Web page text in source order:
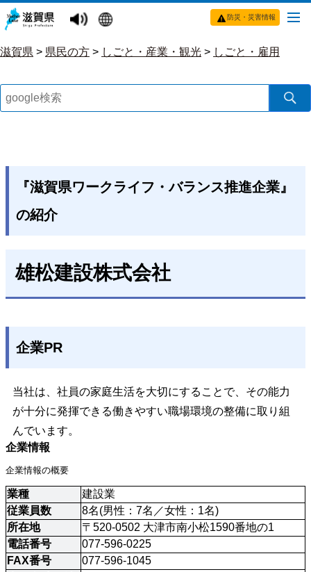
防災・災害情報
滋賀県 > 県民の方 > しごと・産業・観光 > しごと・雇用
『滋賀県ワークライフ・バランス推進企業』
の紹介
雄松建設株式会社
企業PR
当社は、社員の家庭生活を大切にすることで、その能力
が十分に発揮できる働きやすい職場環境の整備に取り組
んでいます。
企業情報
企業情報の概要
業種
建設業
従業員数
8名(男性：7名／女性：1名)
所在地
〒520-0502 大津市南小松1590番地の1
電話番号
077-596-0225
FAX番号
077-596-1045